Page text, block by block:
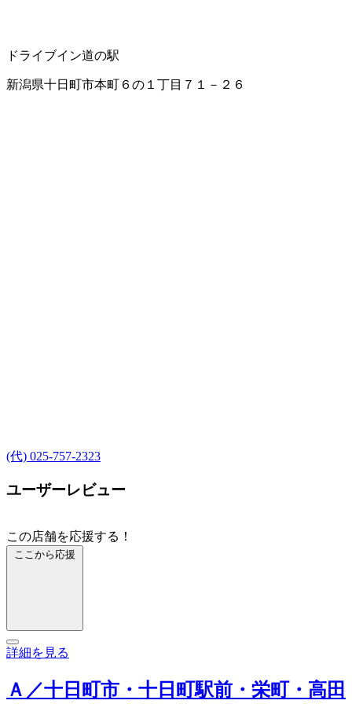
ドライブイン道の駅
新潟県十日町市本町６の１丁目７１－２６
(代) 025-757-2323
ユーザーレビュー
この店舗を応援する！
ここから応援
詳細を見る
Ａ／十日町市・十日町駅前・栄町・高田